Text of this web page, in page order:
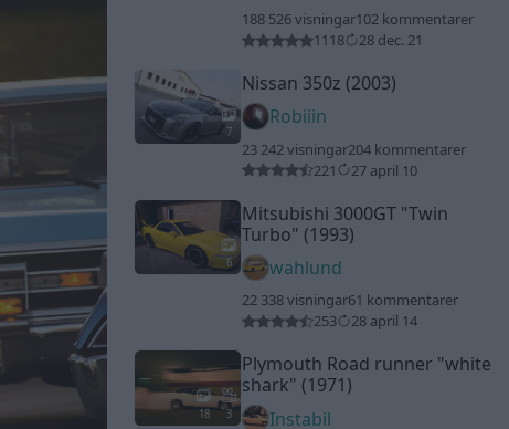
188 526 visningar102 kommentarer
1118
28 dec. 21
7
Nissan 350z (2003)
Robiiin
23 242 visningar204 kommentarer
221
27 april 10
6
Mitsubishi 3000GT "Twin
Turbo" (1993)
wahlund
22 338 visningar61 kommentarer
253
28 april 14
18 3
Plymouth Road runner "white
shark" (1971)
Instabil